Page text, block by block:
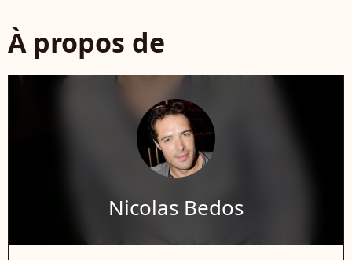
À propos de
Nicolas Bedos